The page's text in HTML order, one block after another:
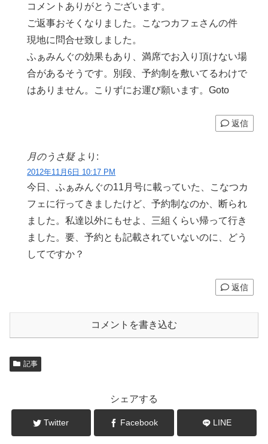
コメントありがとうございます。
ご返事おそくなりました。こなつカフェさんの件
現地に問合せ致しました。
ふぁみんぐの効果もあり、満席でお入り頂けない場
合があるそうです。別段、予約制を敷いてるわけで
はありません。こりずにお運び願います。Goto
返信
月のうさ疑 より:
2012年11月6日 10:17 PM
今日、ふぁみんぐの11月号に載っていた、こなつカ
フェに行ってきましたけど、予約制なのか、断られ
ました。私達以外にもせよ、三組くらい帰って行き
ました。要、予約とも記載されていないのに、どう
してですか？
返信
コメントを書き込む
記事
シェアする
Twitter Facebook LINE